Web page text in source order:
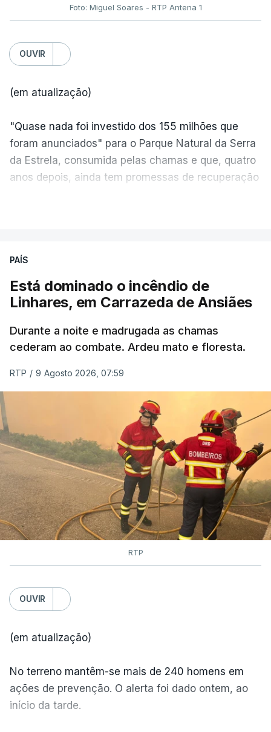
Foto: Miguel Soares - RTP Antena 1
OUVIR
(em atualização)
"Quase nada foi investido dos 155 milhões que
foram anunciados" para o Parque Natural da Serra
da Estrela, consumida pelas chamas e que, quatro
anos depois, ainda tem promessas de recuperação
ESTE CONTEÚDO ESTÁ NESTE
PAÍS
Está dominado o incêndio de
Linhares, em Carrazeda de Ansiães
Durante a noite e madrugada as chamas
cederam ao combate. Ardeu mato e floresta.
RTP / 9 Agosto 2026, 07:59
RTP
OUVIR
(em atualização)
No terreno mantêm-se mais de 240 homens em
ações de prevenção. O alerta foi dado ontem, ao
início da tarde.